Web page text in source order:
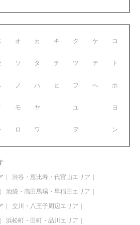
オ
ソ
ノ
モ
ロ
カ キ ク ケ コ
タ チ ツ テ ト
ハ ヒ フ ヘ ホ
ヤ ユ ヨ
ワ ヲ ン
渋谷・恵比寿・代官山エリア
池袋・高田馬場・早稲田エリア
立川・八王子周辺エリア
浜松町・田町・品川エリア